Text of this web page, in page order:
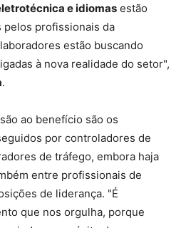
e idiomas estão
profissionais da
estão buscando
à nova realidade do setor",
.
ao benefício são os
por controladores de
de tráfego, embora haja
entre profissionais de
de liderança. "É
que nos orgulha, porque